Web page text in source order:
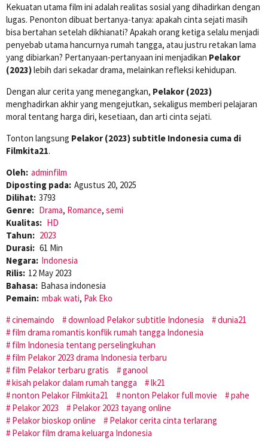
Kekuatan utama film ini adalah realitas sosial yang dihadirkan dengan
lugas. Penonton dibuat bertanya-tanya: apakah cinta sejati masih
bisa bertahan setelah dikhianati? Apakah orang ketiga selalu menjadi
penyebab utama hancurnya rumah tangga, atau justru retakan lama
yang dibiarkan? Pertanyaan-pertanyaan ini menjadikan Pelakor
(2023)lebih dari sekadar drama, melainkan refleksi kehidupan.
Dengan alur cerita yang menegangkan, Pelakor (2023)
menghadirkan akhir yang mengejutkan, sekaligus memberi pelajaran
moral tentang harga diri, kesetiaan, dan arti cinta sejati.
Tonton langsung Pelakor (2023) subtitle Indonesia cuma di
Filmkita21.
Oleh: adminfilm
Diposting pada: Agustus 20, 2025
Dilihat: 3793
Genre: Drama, Romance, semi
Kualitas: HD
Tahun: 2023
Durasi: 61 Min
Negara: Indonesia
Rilis: 12 May 2023
Bahasa: Bahasa indonesia
Pemain: mbak wati, Pak Eko
cinemaindo
download Pelakor subtitle Indonesia
dunia21
film drama romantis konflik rumah tangga Indonesia
film Indonesia tentang perselingkuhan
film Pelakor 2023 drama Indonesia terbaru
film Pelakor terbaru gratis
ganool
kisah pelakor dalam rumah tangga
lk21
nonton Pelakor Filmkita21
nonton Pelakor full movie
pahe
Pelakor 2023
Pelakor 2023 tayang online
Pelakor bioskop online
Pelakor cerita cinta terlarang
Pelakor film drama keluarga Indonesia